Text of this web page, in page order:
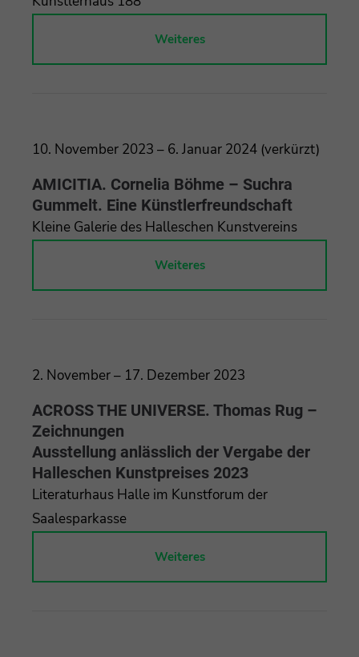
Weiteres
10. November 2023 – 6. Januar 2024 (verkürzt)
AMICITIA. Cornelia Böhme – Suchra
Gummelt. Eine Künstlerfreundschaft
Kleine Galerie des Halleschen Kunstvereins
Weiteres
2. November – 17. Dezember 2023
ACROSS THE UNIVERSE. Thomas Rug –
Zeichnungen
Ausstellung anlässlich der Vergabe der
Halleschen Kunstpreises 2023
Literaturhaus Halle im Kunstforum der
Saalesparkasse
Weiteres